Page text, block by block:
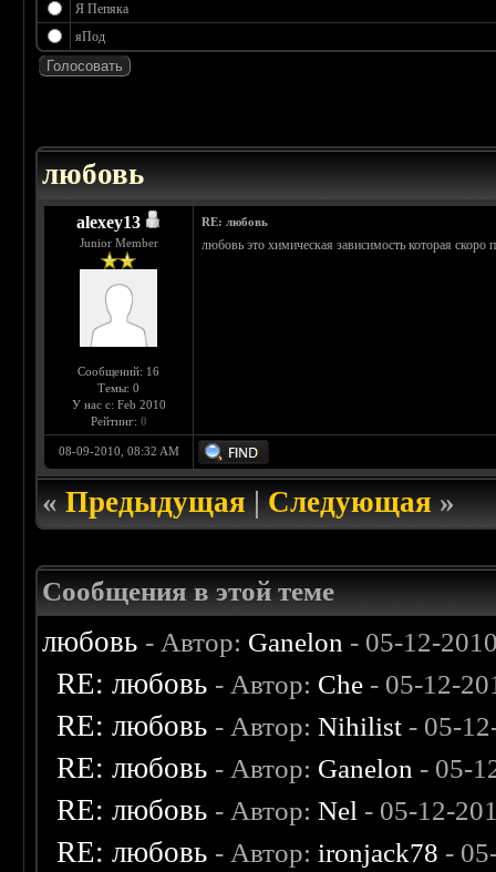
Я Пепяка
яПод
любовь
alexey13
Junior Member
Сообщений: 16
Темы: 0
У нас с: Feb 2010
Рейтинг: 0
RE: любовь
любовь это химическая зависимость которая скоро
08-09-2010, 08:32 AM
«Предыдущая|Следующая»
Сообщения в этой теме
любовь - Автор: Ganelon - 05-12-
RE: любовь - Автор: Che - 05-12-
RE: любовь - Автор:Nihilist - 05-
RE: любовь - Автор: Ganelon - 05-
RE: любовь - Автор:Nel - 05-12-
RE: любовь - Автор: ironjack78 -